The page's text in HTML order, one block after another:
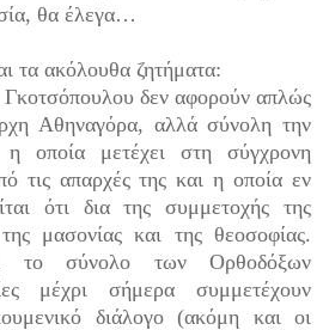
θα έλεγα…
τα ακόλουθα ζητήματα:
δεν αφορούν απλώς
Αθηναγόρα, αλλά σύνολη την
οποία μετέχει στη σύγχρονη
τις απαρχές της και η οποία εν
ότι δια της συμμετοχής της
της μασονίας και της θεοσοφίας.
το σύνολο των Ορθοδόξων
μέχρι σήμερα συμμετέχουν
διάλογο (ακόμη και οι